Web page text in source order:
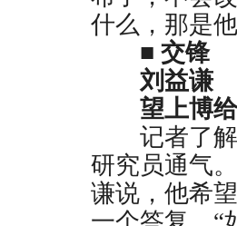
什么，那是
■ 交锋
刘益谦
望上博
记者了解
研究员通气
谦说，他希